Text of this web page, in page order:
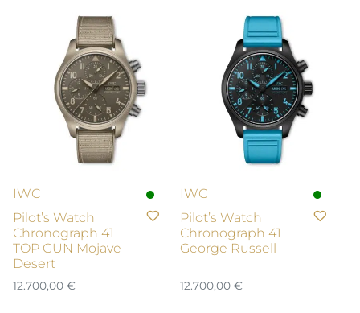
IWC
Pilot’s Watch
Chronograph 41
TOP GUN Mojave
Desert
12.700,00 €
IWC
Pilot’s Watch
Chronograph 41
George Russell
12.700,00 €